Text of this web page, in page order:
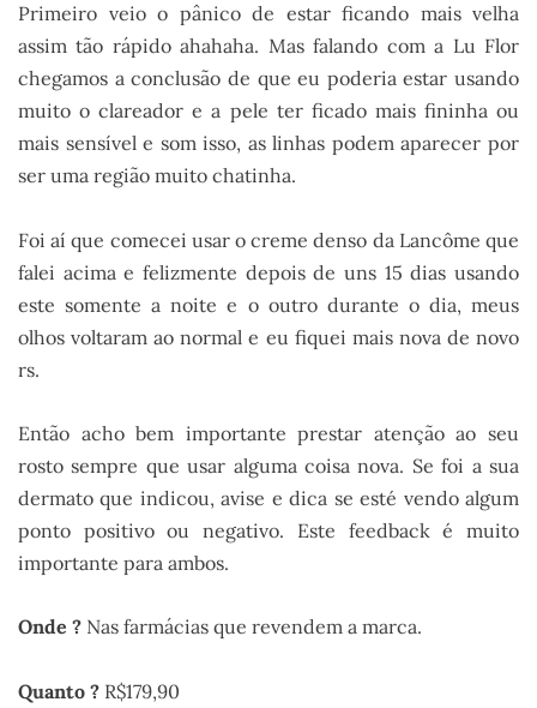
Primeiro veio o pânico de estar ficando mais velha
assim tão rápido ahahaha. Mas falando com a Lu Flor
chegamos a conclusão de que eu poderia estar usando
muito o clareador e a pele ter ficado mais fininha ou
mais sensível e som isso, as linhas podem aparecer por
ser uma região muito chatinha.
Foi aí que comecei usar o creme denso da Lancôme que
falei acima e felizmente depois de uns 15 dias usando
este somente a noite e o outro durante o dia, meus
olhos voltaram ao normal e eu fiquei mais nova de novo
rs.
Então acho bem importante prestar atenção ao seu
rosto sempre que usar alguma coisa nova. Se foi a sua
dermato que indicou, avise e dica se esté vendo algum
ponto positivo ou negativo. Este feedback é muito
importante para ambos.
Onde ? Nas farmácias que revendem a marca.
Quanto ? R$179,90